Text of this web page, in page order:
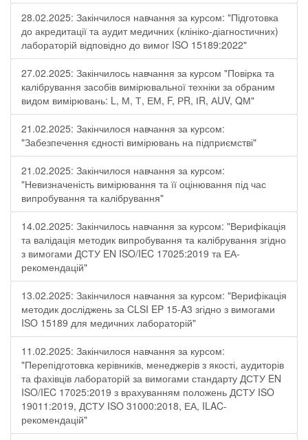
28.02.2025: Закінчилося навчання за курсом: "Підготовка
до акредитації та аудит медичних (клініко-діагностичних)
лабораторій відповідно до вимог ISO 15189:2022"
27.02.2025: Закінчилось навчання за курсом "Повірка та
калібрування засобів вимірювальної техніки за обраним
видом вимірювань: L, М, Т, ЕМ, F, РR, ІR, АUV, QМ"
21.02.2025: Закінчилося навчання за курсом:
"Забезпечення єдності вимірювань на підприємстві"
21.02.2025: Закінчилося навчання за курсом:
"Невизначеність вимірювання та її оцінювання під час
випробування та калібрування"
14.02.2025: Закінчилось навчання за курсом: "Верифікація
та валідація методик випробування та калібрування згідно
з вимогами ДСТУ EN ISO/IEC 17025:2019 та ЕА-
рекомендацій"
13.02.2025: Закінчилося навчання за курсом: "Верифікація
методик досліджень за CLSI EP 15-A3 згідно з вимогами
ISO 15189 для медичних лабораторій"
11.02.2025: Закінчилося навчання за курсом:
"Перепідготовка керівників, менеджерів з якості, аудиторів
та фахівців лабораторій за вимогами стандарту ДСТУ EN
ISO/IEC 17025:2019 з врахуванням положень ДСТУ ISO
19011:2019, ДСТУ ISO 31000:2018, ЕА, ILAC-
рекомендацій"